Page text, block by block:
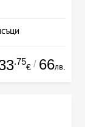
.75
€ / 66лв.